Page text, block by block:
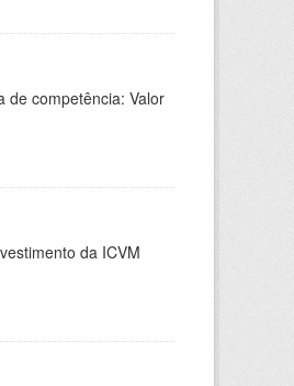
de competência: Valor
da ICVM